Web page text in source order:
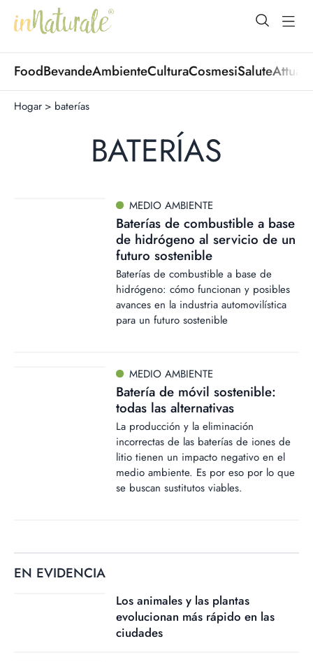
open
FoodBevandeAmbienteCulturaCosmesiSalute
Hogar > baterías
BATERÍAS
MEDIO AMBIENTE
Baterías de combustible a base
de hidrógeno al servicio de un
futuro sostenible
Baterías de combustible a base de
hidrógeno: cómo funcionan y posibles
avances en la industria automovilística
para un futuro sostenible
MEDIO AMBIENTE
Batería de móvil sostenible:
todas las alternativas
La producción y la eliminación
incorrectas de las baterías de iones de
litio tienen un impacto negativo en el
medio ambiente. Es por eso por lo que
se buscan sustitutos viables.
EN EVIDENCIA
Los animales y las plantas
evolucionan más rápido en las
ciudades